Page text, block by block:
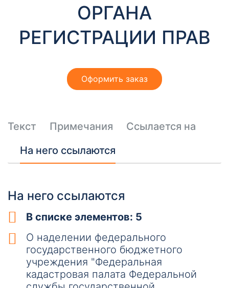
ОРГАНА
РЕГИСТРАЦИИ ПРАВ
Оформить заказ
Текст Примечания
Ссылается на
На него ссылаются
На него ссылаются
В списке элементов: 5
О наделении федерального
государственного бюджетного
учреждения "Федеральная
кадастровая палата Федеральной